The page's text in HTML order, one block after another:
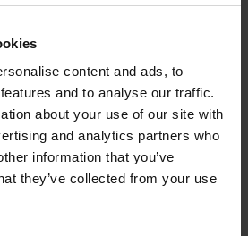
content and ads, to
and to analyse our traffic.
about your use of our site with
and analytics partners who
information that you’ve
they’ve collected from your use
NORDIC LIGHTING
Physalis 50cm bordslampa